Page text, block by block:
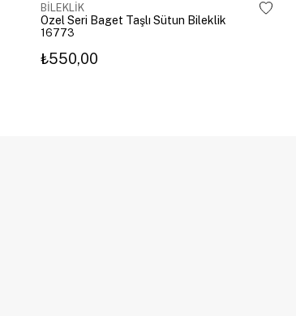
BİLEKLİK
Özel Seri Baget Taşlı Sütun Bileklik
16773
₺550,00